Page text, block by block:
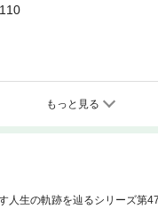
110
もっと見る
人生の軌跡を辿るシリーズ第